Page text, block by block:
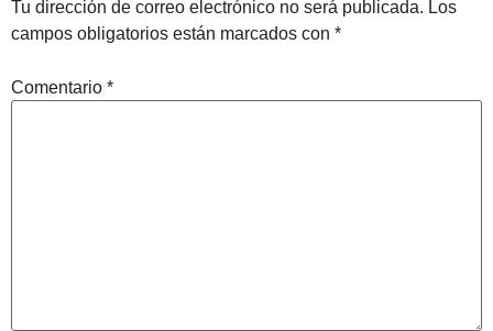
Tu dirección de correo electrónico no será publicada. Los
campos obligatorios están marcados con *
Comentario *